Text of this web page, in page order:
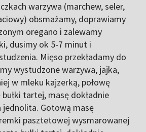
warzywa (marchew, seler,
obsmażamy, doprawiamy
oregano i zalewamy
dusimy ok 5-7 minut i
Mięso przekładamy do
wystudzone warzywa, jajka,
w mleku kajzerką, połowę
tartej, masę dokładnie
jednolita. Gotową masę
pasztetowej wysmarowanej